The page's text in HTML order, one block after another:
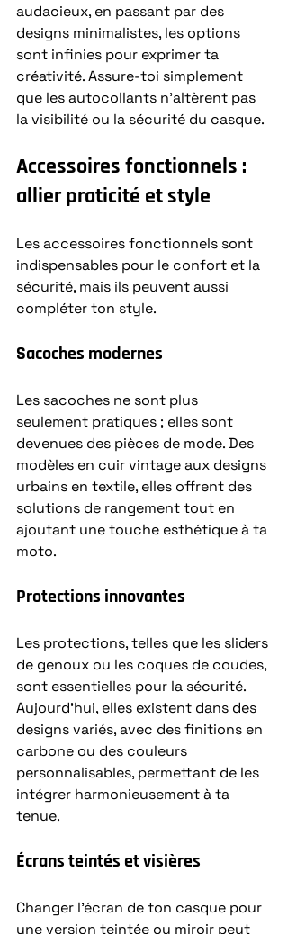
audacieux, en passant par des
designs minimalistes, les options
sont infinies pour exprimer ta
créativité. Assure-toi simplement
que les autocollants n’altèrent pas
la visibilité ou la sécurité du casque.
Accessoires fonctionnels :
allier praticité et style
Les accessoires fonctionnels sont
indispensables pour le confort et la
sécurité, mais ils peuvent aussi
compléter ton style.
Sacoches modernes
Les sacoches ne sont plus
seulement pratiques ; elles sont
devenues des pièces de mode. Des
modèles en cuir vintage aux designs
urbains en textile, elles offrent des
solutions de rangement tout en
ajoutant une touche esthétique à ta
moto.
Protections innovantes
Les protections, telles que les sliders
de genoux ou les coques de coudes,
sont essentielles pour la sécurité.
Aujourd’hui, elles existent dans des
designs variés, avec des finitions en
carbone ou des couleurs
personnalisables, permettant de les
intégrer harmonieusement à ta
tenue.
Écrans teintés et visières
Changer l’écran de ton casque pour
une version teintée ou miroir peut